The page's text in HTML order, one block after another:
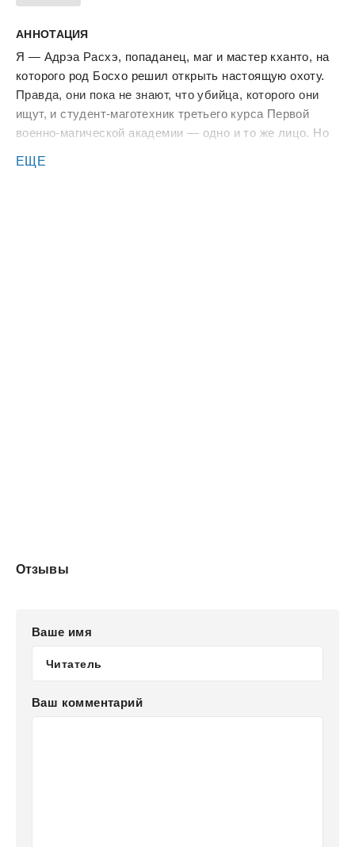
АННОТАЦИЯ
Я — Адрэа Расхэ, попаданец, маг и мастер кханто, на
которого род Босхо решил открыть настоящую охоту.
Правда, они пока не знают, что убийца, которого они
ищут, и студент-маготехник третьего курса Первой
военно-магической академии — одно и то же лицо. Но
придется мне малость напрячься. Однако и Босхо, и
ЕЩЕ
Отзывы
Ваше имя
Ваш комментарий